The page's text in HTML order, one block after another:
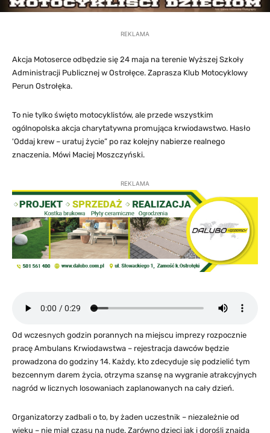
REKLAMA
Akcja Motoserce odbędzie się 24 maja na terenie Wyższej Szkoły
Administracji Publicznej w Ostrołęce. Zaprasza Klub Motocyklowy
Perun Ostrołęka.
To nie tylko święto motocyklistów, ale przede wszystkim
ogólnopolska akcja charytatywna promująca krwiodawstwo. Hasło
'Oddaj krew – uratuj życie” po raz kolejny nabierze realnego
znaczenia. Mówi Maciej Moszczyński.
REKLAMA
Od wczesnych godzin porannych na miejscu imprezy rozpocznie
pracę Ambulans Krwiodawstwa – rejestracja dawców będzie
prowadzona do godziny 14. Każdy, kto zdecyduje się podzielić tym
bezcennym darem życia, otrzyma szansę na wygranie atrakcyjnych
nagród w licznych losowaniach zaplanowanych na cały dzień.
Organizatorzy zadbali o to, by żaden uczestnik – niezależnie od
wieku – nie miał czasu na nudę. Zarówno dzieci jak i dorośli znajdą